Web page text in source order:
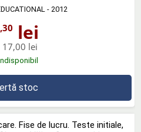
- 2012
,30 lei
17,00 lei
stoc